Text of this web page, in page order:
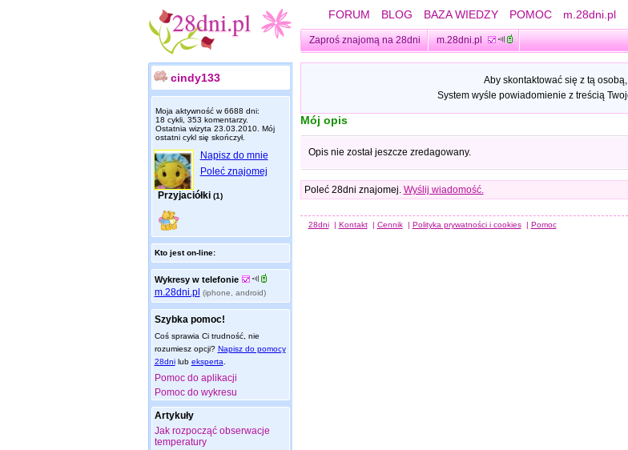
FORUM BLOG BAZA WIEDZY POMOC m.28dni.pl
Zaproś znajomą na 28dni m.28dni.pl
cindy133
Moja aktywność w 6688 dni:
18 cykli, 353 komentarzy.
Ostatnia wizyta 23.03.2010. Mój
ostatni cykl się skończył.
Napisz do mnie
Poleć znajomej
Przyjaciółki (1)
Kto jest on-line:
Wykresy w telefonie
m.28dni.pl (iphone, android)
Szybka pomoc!
Coś sprawia Ci trudność, nie
rozumiesz opcji? Napisz do pomocy
28dnilub eksperta
Pomoc do aplikacji
Pomoc do wykresu
Artykuły
Jak rozpocząć obserwacje
temperatury
Aby skontaktować się z tą
System wyśle powiadomienie z treścią
Mój opis
Opis nie został jeszcze zredagowany.
Poleć 28dni znajomej. Wyślij wiadomość.
28dni | Kontakt | Cennik | Polityka prywatności i cookies | Pomoc